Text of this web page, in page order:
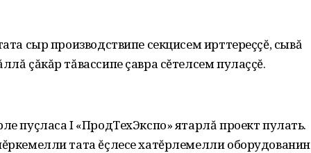
сыр производствипе секцисем ирттереççĕ, сывă
çăкăр тăвассипе çавра сĕтелсем пулаççĕ.
пуçласа I «ПродТехЭкспо» ятарлă проект пулать.
тата ĕçлесе хатĕрлемелли оборудованин